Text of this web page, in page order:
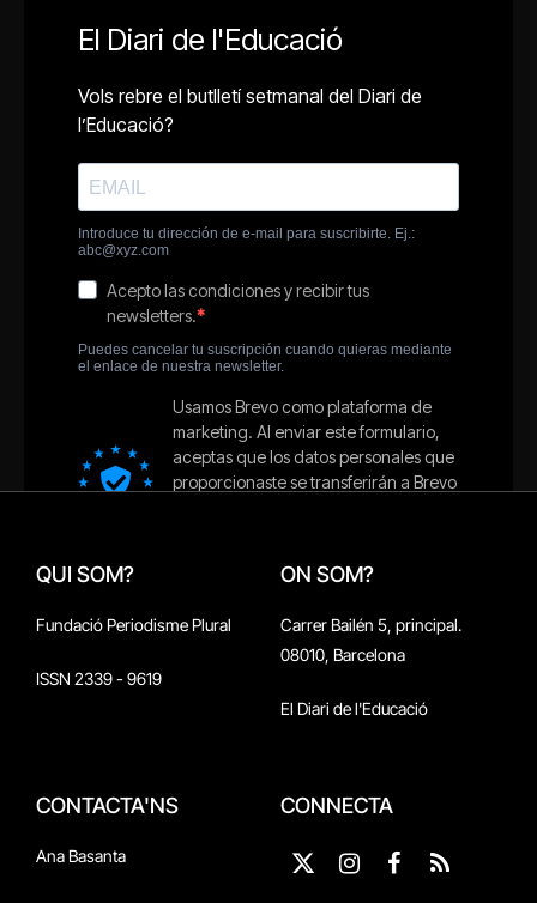
QUI SOM?
Fundació Periodisme Plural
ISSN 2339 - 9619
ON SOM?
Carrer Bailén 5, principal.
08010, Barcelona
El Diari de l'Educació
CONTACTA'NS
Ana Basanta
CONNECTA
X
Instagram
Facebook
RSS